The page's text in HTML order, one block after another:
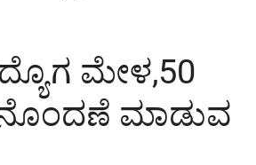
ಮೇಳ,50
ನೊಂದಣೆ ಮಾಡುವ